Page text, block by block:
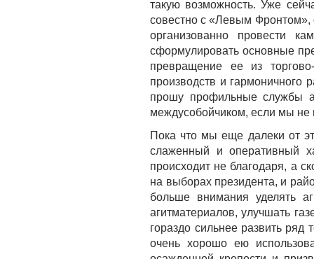
такую возможность. Уже
совестно с «Левым Фронтом»,
организованно провести
сформулировать основные
превращение ее из
производств и гармоничного
прошу профильные службы
междусобойчиком, если мы
Пока что мы еще далеки от
слаженный и оперативный
происходит не благодаря, а
на выборах президента, и
больше внимания уделять
агитматериалов, улучшать
гораздо сильнее развить
очень хорошо ею